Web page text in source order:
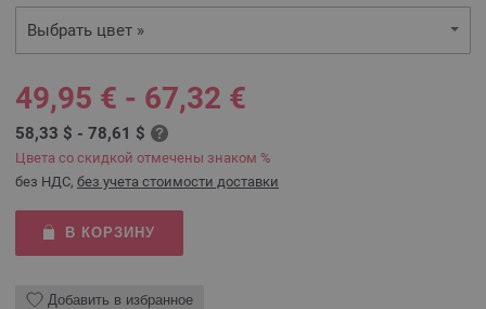
Выбрать цвет »
49,95 € - 67,32 €
58,33 $ - 78,61 $
Цвета со скидкой отмечены знаком %
без НДС, без учета стоимости доставки
В КОРЗИНУ
Добавить в избранное